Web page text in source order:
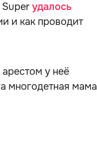
Superудалось
и как проводит
у неё
многодетная мама